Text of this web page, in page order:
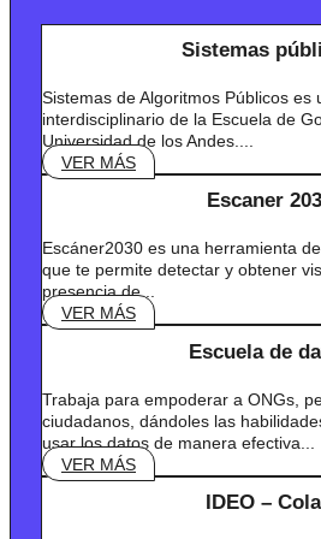
Sistemas
Sistemas de Algoritmos Públicos es
interdisciplinario de la Escuela de
Universidad de los Andes....
VER MÁS
Escaner
Escáner2030 es una herramienta
que te permite detectar y obtener
presencia de...
VER MÁS
Escuela de
Trabaja para empoderar a ONGs,
ciudadanos, dándoles las
usar los datos de manera efectiva...
VER MÁS
IDEO –